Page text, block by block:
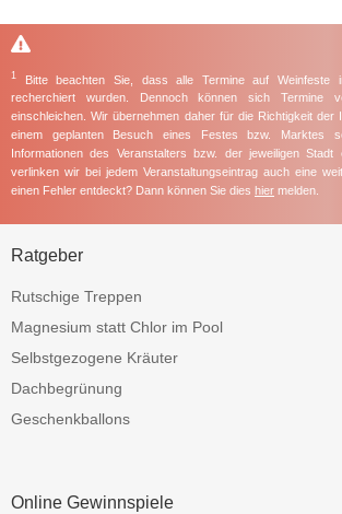
1
Bitte beachten Sie, dass alle Termine auf Weinfeste
recherchiert wurden. Dennoch können sich Termine
einschleichen. Wir übernehmen daher für die Richtigkeit der
einem geplanten Besuch eines Festes bzw. Marktes
Informationen des Veranstalters bzw. der jeweiligen
verlinken wir bei jedem Veranstaltungseintrag auch eine
einen Fehler entdeckt? Dann können Sie dies hier melden.
Ratgeber
Rutschige Treppen
Magnesium statt Chlor im Pool
Selbstgezogene Kräuter
Dachbegrünung
Geschenkballons
Online Gewinnspiele